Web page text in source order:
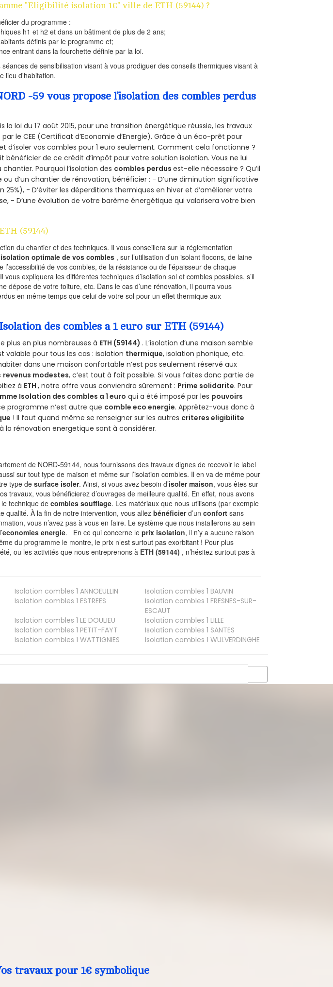
"Eligibilité isolation 1€" ville de ETH (59144) ?
du programme :
h1 et h2 et dans un bâtiment de plus de 2 ans;
définis par le programme et;
entrant dans la fourchette définie par la loi.
de sensibilisation visant à vous prodiguer des conseils thermiques visant à
lieu d'habitation.
-59 vous propose l’isolation des combles perdus
loi du 17 août 2015, pour une transition énergétique réussie, les travaux
le CEE (Certificat d’Economie d’Energie). Grâce à un éco-prêt pour
d’isoler vos combles pour 1 euro seulement. Comment cela fonctionne ?
bénéficier de ce crédit d’impôt pour votre solution isolation. Vous ne lui
Pourquoi l’isolation des combles perdusest-elle nécessaire ? Qu’il
ou d’un chantier de rénovation, bénéficier : - D’une diminution significative
- D’éviter les déperditions thermiques en hiver et d’améliorer votre
- D’une évolution de votre barème énergétique qui valorisera votre bien
(59144)
du chantier et des techniques. Il vous conseillera sur la réglementation
isolation optimale de vos combles , sur l’utilisation d’un isolant flocons, de laine
de vos combles, de la résistance ou de l’épaisseur de chaque
vous expliquera les différentes techniques d’isolation sol et combles possibles, s’il
dépose de votre toiture, etc. Dans le cas d’une rénovation, il pourra vous
en même temps que celui de votre sol pour un effet thermique aux
des combles a 1 euro sur ETH (59144)
plus en plus nombreuses à ETH (59144) . L’isolation d’une maison semble
valable pour tous les cas : isolation thermique, isolation phonique, etc.
dans une maison confortable n’est pas seulement réservé aux
revenus modestes, c’est tout à fait possible. Si vous faites donc partie de
à ETH, notre offre vous conviendra sûrement : Prime solidarite. Pour
Isolation des combles a 1 euro qui a été imposé par les pouvoirs
programme n’est autre que comble eco energie. Apprêtez-vous donc à
! Il faut quand même se renseigner sur les autres criteres eligibilite
la rénovation energetique sont à considérer.
de NORD-59144, nous fournissons des travaux dignes de recevoir le label
sur tout type de maison et même sur l’isolation combles. Il en va de même pour
type desurface isoler. Ainsi, si vous avez besoin d’isoler maison, vous êtes sur
travaux, vous bénéficierez d’ouvrages de meilleure qualité. En effet, nous avons
le technique decombles soufflage. Les matériaux que nous utilisons (par exemple
qualité. À la fin de notre intervention, vous allezbénéficierd’unconfort sans
vous n’avez pas à vous en faire. Le système que nous installerons au sein
economies energie. En ce qui concerne leprix isolation, il n’y a aucune raison
du programme le montre, le prix n’est surtout pas exorbitant ! Pour plus
ou les activités que nous entreprenons à ETH (59144) , n’hésitez surtout pas à
Isolation combles 1 ANNOEULLIN Isolation combles 1 BAUVIN
Isolation combles 1 ESTREES Isolation combles 1 FRESNES-SUR-
ESCAUT
Isolation combles 1 LE DOULIEU Isolation combles 1 LILLE
Isolation combles 1 PETIT-FAYT Isolation combles 1 SANTES
Isolation combles 1 WATTIGNIES Isolation combles 1 WULVERDINGHE
travaux pour 1€ symbolique